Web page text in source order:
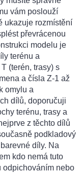
vám poslouží
ukazuje rozmístění
převrácenou
modelu je
terénu a
(terén, trasy) s
a čísla Z-1 až
omylu a
dílů, doporučuji
terénu, trasy a
z těchto dílů
podkladový
díly. Na
kdo nemá tuto
odpichováním nebo